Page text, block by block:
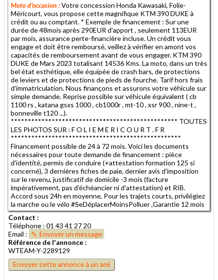
Moto d'occasion :Votre concession Honda Kawasaki, Folie-
Méricourt, vous propose cette magnifique KTM 390 DUKE à
crédit ou au comptant. * Exemple de financement : Sur une
durée de 48mois après 290EUR d'apport , seulement 113EUR
par mois, assurance perte-financière incluse. Un crédit vous
engage et doit être remboursé, veillez à vérifier en amont vos
capacités de remboursement avant de vous engager. KTM 390
DUKE de Mars 2023 totalisant 14536 Kms. La moto, dans un très
bel état esthétique, elle équipée de crash bars, de protections
de leviers et de protections de pieds de fourche. Tarif hors frais
d'immatriculation. Nous finançons et assurons votre véhicule sur
simple demande. Reprise possible sur véhicule équivalent ( cb
1100 rs , katana gsxs 1000 , cb1000r , mt-10 , xsr 900 , nine-t ,
bonneville t120 ...).
************************************************* TOUTES
LES PHOTOS SUR : F O L I E M E R I C O U R T . F R
**************************************************
Financement possible de 24 à 72 mois. Voici les documents
nécessaires pour toute demande de financement : pièce
d'identité, permis de conduire (+attestation formation 125 si
concerné), 3 dernières fiches de paie, dernier avis d'imposition
sur le revenu, justificatif de domicile -3 mois (facture
impérativement, pas d'échéancier ni d'attestation) et RIB.
Accord sous 24h en moyenne, Pour les trajets courts, privilégiez
la marche ou le vélo #SeDéplacerMoinsPolluer ,Garantie 12 mois
Contact :
Téléphone : 01 43 41 27 20
Email :
Envoyer un message
Référence de l'annonce :
WTEAM-Y-2289129
Envoyer cette annonce à un ami